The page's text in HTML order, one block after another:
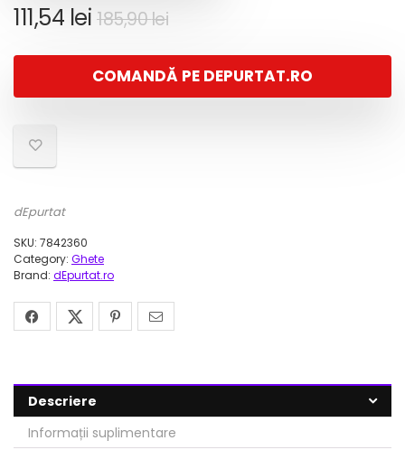
185,90leiPrețul
a
fost:
111,54 lei
Prețul
este:
111,54 lei.
COMANDĂ PE DEPURTAT.RO
dEpurtat
SKU: 7842360
Category: Ghete
Brand: dEpurtat.ro
Descriere
Informații suplimentare